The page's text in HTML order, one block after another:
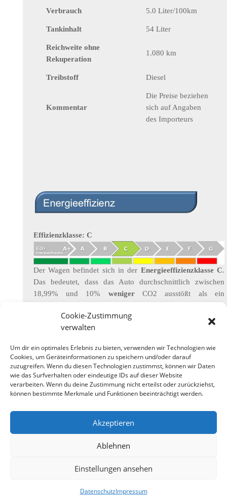
Cookie-Zustimmung
verwalten
Um dir ein optimales Erlebnis zu bieten, verwenden wir Technologien wie
Cookies, um Geräteinformationen zu speichern und/oder darauf
zuzugreifen. Wenn du diesen Technologien zustimmst, können wir Daten
wie das Surfverhalten oder eindeutige IDs auf dieser Website
verarbeiten. Wenn du deine Zustimmung nicht erteilst oder zurückziehst,
können bestimmte Merkmale und Funktionen beeinträchtigt werden.
Akzeptieren
Ablehnen
Einstellungen ansehen
DatenschutzImpressum
Verbrauch 5.0 Liter/100km
Tankinhalt 54 Liter
Reichweite ohne
Rekuperation
1.080 km
Treibstoff Diesel
Kommentar
Die Preise beziehen
sich auf Angaben
des Importeurs
Effizienzklasse: C
Der Wagen befindet sich in der Energieeffizienzklasse C.
Das bedeutet, dass das Auto durchschnittlich zwischen
18,99% und 10% wenigerCO2 ausstößt als ein
nur das Gewicht des Wagens, nicht aber die Leistung
(kW/PS) relevant.
aus. Der Wert zeigt nur, dass der Wagen im Vergleich zu
einem Wagen mit identischen Gewicht mehr oder weniger
Treibstoff benötigt.
WordPress